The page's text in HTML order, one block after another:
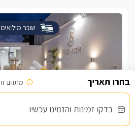
מתחם
בדקו זמינות והזמינו עכשיו
שובר מילואים